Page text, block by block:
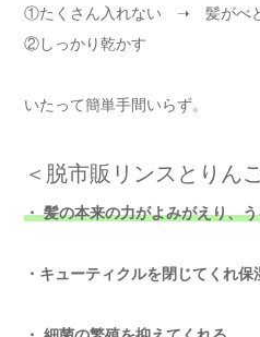
①たくさん入れない ➝ 髪がべと
②しっかり乾かす
いたって簡単手間いらず。
＜脱市販リンスとりん
・ 髪の本来の力がよみがえり、
・キューティクルを閉じてくれ保